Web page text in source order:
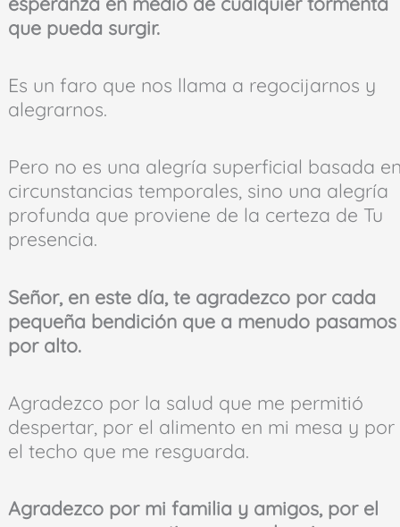
que pueda surgir.
Es un faro que nos llama a regocijarnos y
alegrarnos.
Pero no es una alegría superficial basada
circunstancias temporales, sino una alegría
profunda que proviene de la certeza de Tu
presencia.
Señor, en este día, te agradezco por cada
pequeña bendición que a menudo pasamos
por alto.
Agradezco por la salud que me permitió
despertar, por el alimento en mi mesa y por
el techo que me resguarda.
Agradezco por mi familia y amigos, por el